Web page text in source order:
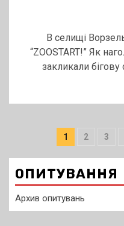
В селищі
“ZOOSTART!” Як
закликали бігову
1 2 3
ОПИТУВАННЯ
Архив опитувань